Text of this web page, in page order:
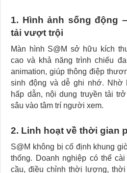
1. Hình ảnh sống động
tải vượt trội
Màn hình S@M sở hữu kích
cao và khả năng trình chiếu
animation, giúp thông điệp
sinh động và dễ ghi nhớ. Nhờ
hấp dẫn, nội dung truyền tải
sâu vào tâm trí người xem.
2. Linh hoạt về thời gian
S@M không bị cố định khung
thống. Doanh nghiệp có thể
cầu, điều chỉnh thời lượng,